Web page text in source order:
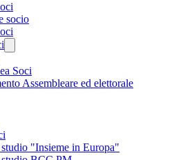
socio
Soci
Assembleare ed elettorale
"Insieme in Europa"